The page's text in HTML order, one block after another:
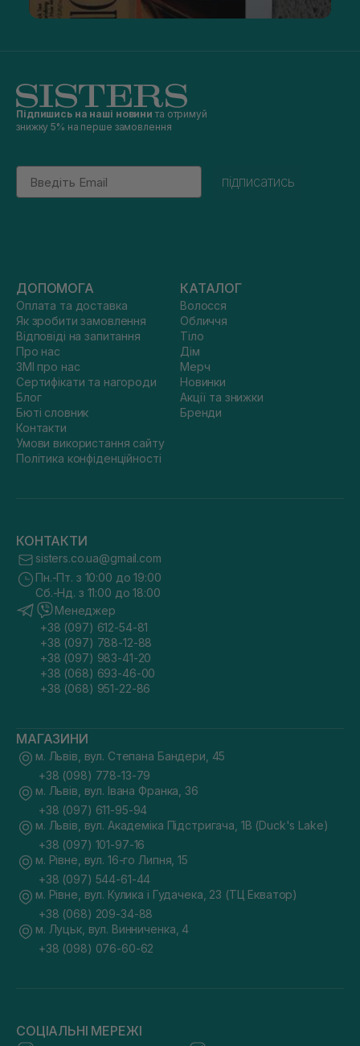
Підпишись на наші новини та отримуй
знижку 5% на перше замовлення
Email
підписатись
ДОПОМОГА
Оплата та доставка
Як зробити замовлення
Відповіді на запитання
Про нас
ЗМІ про нас
Сертифікати та нагороди
Блог
Бюті словник
Контакти
Умови використання сайту
Політика конфіденційності
КАТАЛОГ
Волосся
Обличчя
Тіло
Дім
Мерч
Новинки
Акції та знижки
Бренди
КОНТАКТИ
sisters.co.ua@gmail.com
Пн.-Пт. з 10:00 до 19:00
Сб.-Нд. з 11:00 до 18:00
Менеджер
+38 (097) 612-54-81
+38 (097) 788-12-88
+38 (097) 983-41-20
+38 (068) 693-46-00
+38 (068) 951-22-86
МАГАЗИНИ
м. Львів, вул. Степана Бандери, 45
+38 (098) 778-13-79
м. Львів, вул. Івана Франка, 36
+38 (097) 611-95-94
м. Львів, вул. Академіка Підстригача, 1В (Duck's Lake)
+38 (097) 101-97-16
м. Рівне, вул. 16-го Липня, 15
+38 (097) 544-61-44
м. Рівне, вул. Кулика і Гудачека, 23 (ТЦ Екватор)
+38 (068) 209-34-88
м. Луцьк, вул. Винниченка, 4
+38 (098) 076-60-62
СОЦІАЛЬНІ МЕРЕЖІ